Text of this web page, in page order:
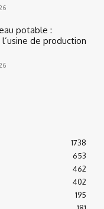
potable :
de production
1738
653
462
402
195